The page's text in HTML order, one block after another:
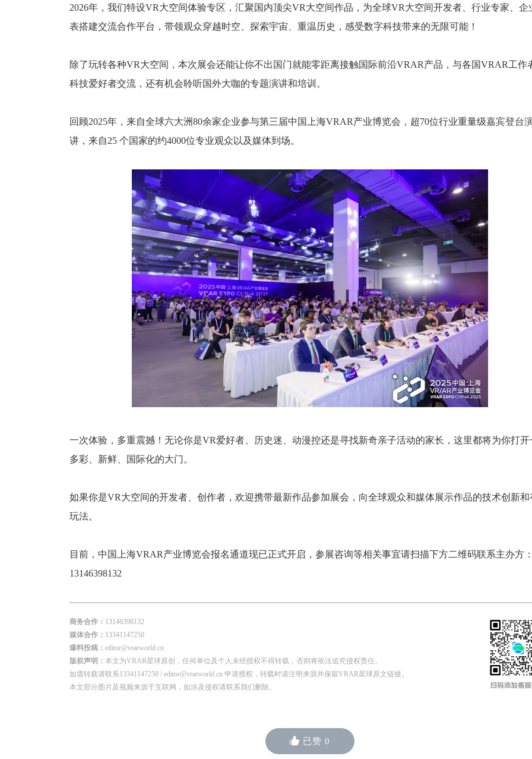
2026年，我们特设VR大空间体验专区，汇聚国内顶尖VR大空间作品，为全球VR大空间开发者、行业专家、企
表搭建交流合作平台，带领观众穿越时空、探索宇宙、重温历史，感受数字科技带来的无限可能！
除了玩转各种VR大空间，本次展会还能让你不出国门就能零距离接触国际前沿VRAR产品，与各国VRAR工作
科技爱好者交流，还有机会聆听国外大咖的专题演讲和培训。
回顾2025年，来自全球六大洲80余家企业参与第三届中国上海VRAR产业博览会，超70位行业重量级嘉宾登台
讲，来自25 个国家的约4000位专业观众以及媒体到场。
一次体验，多重震撼！无论你是VR爱好者、历史迷、动漫控还是寻找新奇亲子活动的家长，这里都将为你打开
多彩、新鲜、国际化的大门。
如果你是VR大空间的开发者、创作者，欢迎携带最新作品参加展会，向全球观众和媒体展示作品的技术创新和
玩法。
目前，中国上海VRAR产业博览会报名通道现已正式开启，参展咨询等相关事宜请扫描下方二维码联系主办方
13146398132
商务合作： 13146398132
媒体合作： 13341147250
爆料投稿： editor@vrarworld.cn
版权声明： 本文为VRAR星球原创，任何单位及个人未经授权不得转载，否则将依法追究侵权责任。
如需转载请联系13341147250 / editor@vrarworld.cn 申请授权，转载时请注明来源并保留VRAR星球原文链接。
本文部分图片及视频来源于互联网，如涉及侵权请联系我们删除。
已赞0